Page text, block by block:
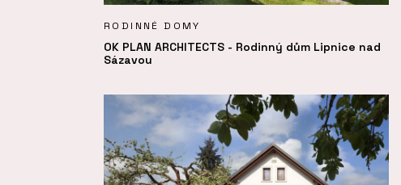
RODINNÉ DOMY
OK PLAN ARCHITECTS - Rodinný dům Lipnice nad
Sázavou